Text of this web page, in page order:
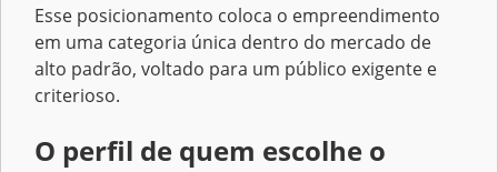
Esse posicionamento coloca o empreendimento
em uma categoria única dentro do mercado de
alto padrão, voltado para um público exigente e
criterioso.
O perfil de quem escolhe o